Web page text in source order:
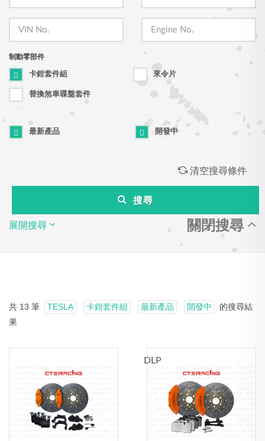
制動零部件
卡鉗套件組 來令片
替換煞車碟盤套件
最新產品 開發中
清空搜尋條件
搜尋
關閉搜尋
展開搜尋
共 13 筆 TESLA 卡鉗套件組 最新產品 開發中
的搜尋結
果
DLP